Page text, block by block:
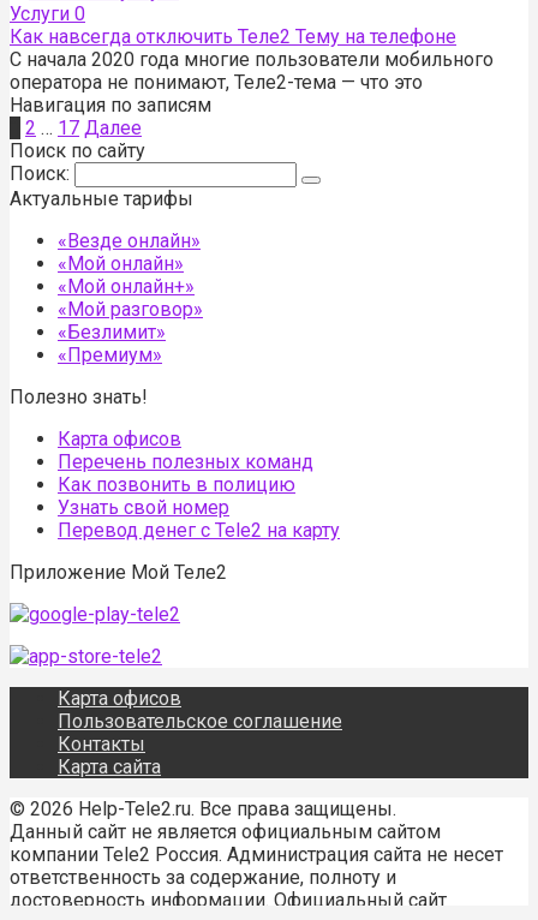
Услуги 0
Как навсегда отключить Теле2 Тему на телефоне
С начала 2020 года многие пользователи мобильного
оператора не понимают, Теле2-тема — что это
Навигация по записям
2 … 17 Далее
Поиск по сайту
Поиск:
Актуальные тарифы
«Везде онлайн»
«Мой онлайн»
«Мой онлайн+»
«Мой разговор»
«Безлимит»
«Премиум»
Полезно знать!
Карта офисов
Перечень полезных команд
Как позвонить в полицию
Узнать свой номер
Перевод денег с Tele2 на карту
Приложение Мой Теле2
Карта офисов
Пользовательское соглашение
Контакты
Карта сайта
© 2026 Help-Tele2.ru. Все права защищены.
Данный сайт не является официальным сайтом
компании Tele2 Россия. Администрация сайта не несет
ответственность за содержание, полноту и
достоверность информации. Официальный сайт